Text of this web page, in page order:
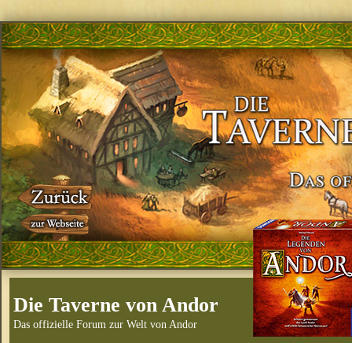
Die Taverne von Andor
Das offizielle Forum zur Welt von Andor